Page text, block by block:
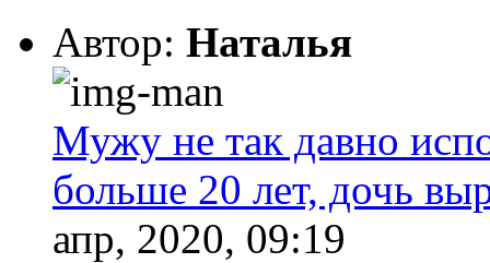
Автор: Наталья
Мужу не так давно
больше 20 лет, дочь
апр, 2020, 09:19